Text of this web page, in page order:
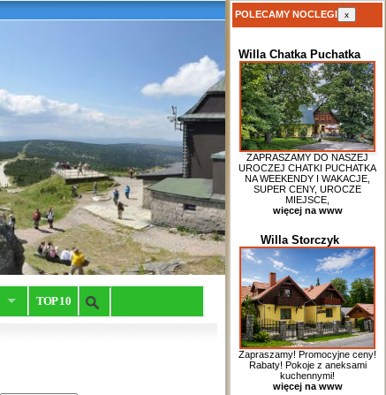
TOP 10
POLECAMY NOCLEGI x
Willa Chatka Puchatka
ZAPRASZAMY DO NASZEJ
UROCZEJ CHATKI PUCHATKA
NA WEEKENDY I WAKACJE,
SUPER CENY, UROCZE
MIEJSCE,
więcej na www
Willa Storczyk
Zapraszamy! Promocyjne ceny!
Rabaty! Pokoje z aneksami
kuchennymi!
więcej na www